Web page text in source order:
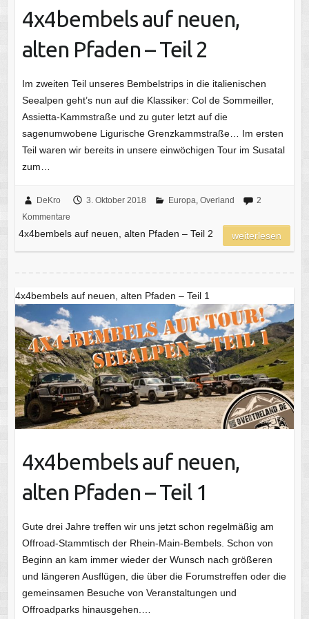
4x4bembels auf neuen,
alten Pfaden – Teil 2
Im zweiten Teil unseres Bembelstrips in die italienischen
Seealpen geht’s nun auf die Klassiker: Col de Sommeiller,
Assietta-Kammstraße und zu guter letzt auf die
sagenumwobene Ligurische Grenzkammstraße… Im ersten
Teil waren wir bereits in unsere einwöchigen Tour im Susatal
zum…
DeKro 3. Oktober 2018 Europa, Overland
2
Kommentare
4x4bembels auf neuen, alten Pfaden – Teil 2 weiterlesen
4x4bembels auf neuen, alten Pfaden – Teil 1
4x4bembels auf neuen,
alten Pfaden – Teil 1
Gute drei Jahre treffen wir uns jetzt schon regelmäßig am
Offroad-Stammtisch der Rhein-Main-Bembels. Schon von
Beginn an kam immer wieder der Wunsch nach größeren
und längeren Ausflügen, die über die Forumstreffen oder die
gemeinsamen Besuche von Veranstaltungen und
Offroadparks hinausgehen.…